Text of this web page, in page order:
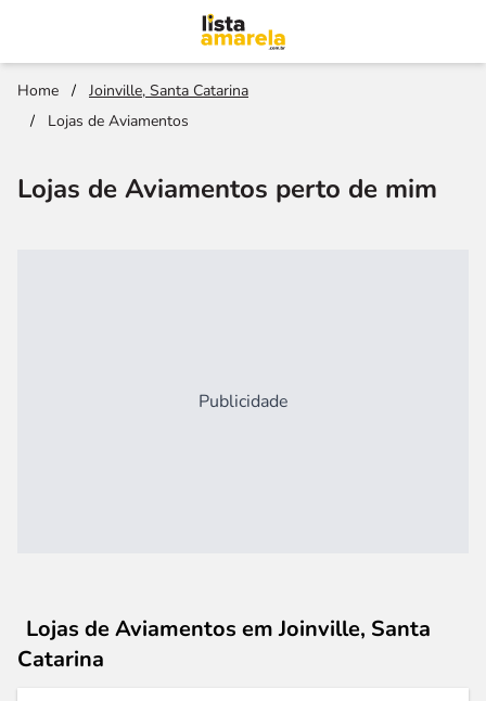
Home /
Joinville, Santa Catarina
/
Lojas de Aviamentos
Lojas de Aviamentos perto de mim
Publicidade
Lojas de Aviamentos em Joinville, Santa
Catarina